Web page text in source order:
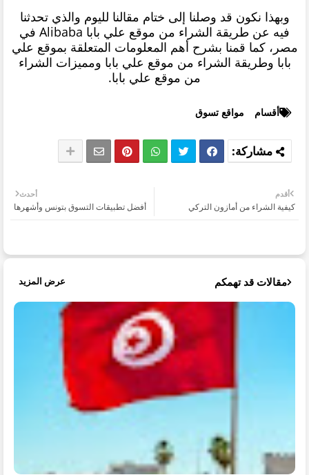
وبهذا نكون قد وصلنا إلى ختام مقالنا لليوم والذي تحدثنا
فيه عن طريقة الشراء من موقع علي بابا Alibaba في
مصر، كما قمنا بشرح أهم المعلومات المتعلقة بموقع علي
بابا وطريقة الشراء من موقع علي بابا ومميزات الشراء
من موقع علي بابا.
أقسام مواقع تسوق
أحدث
أفضل تطبيقات التسوق بتونس وأشهرها
أقدم
كيفية الشراء من أمازون التركي
مقالات قد تهمكم عرض المزيد